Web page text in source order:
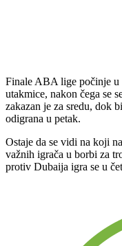
Finale ABA lige počinje u
utakmice, nakon čega se
zakazan je za sredu, dok
odigrana u petak.
Ostaje da se vidi na koji
važnih igrača u borbi za
protiv Dubaija igra se u